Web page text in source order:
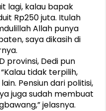
lagi, kalau bapak
Rp250 juta. Itulah
Allah punya
saya dikasih di
provinsi, Dedi pun
tidak terpilih,
Pensiun dari politisi,
juga sudah membuat
jelasnya.